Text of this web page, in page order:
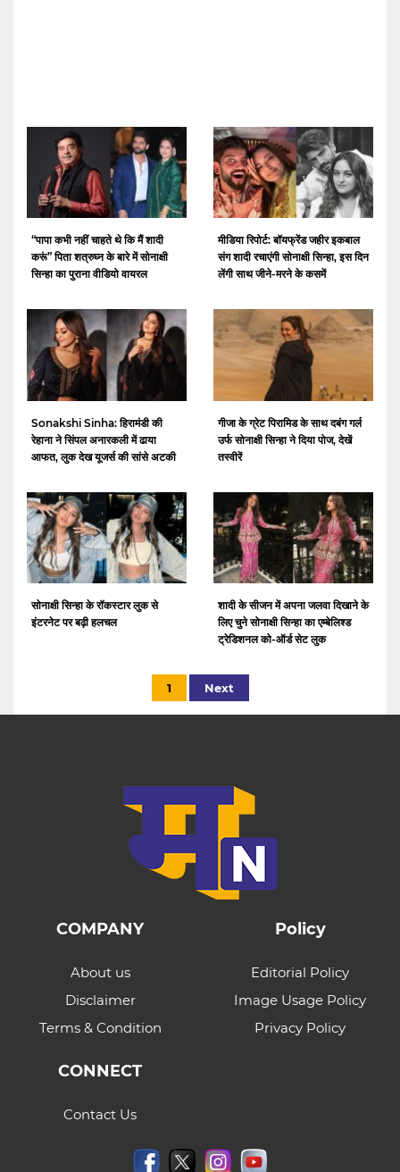
“पापा कभी नहीं चाहते थे कि मैं शादी
करूं” पिता शत्रुघ्न के बारे में सोनाक्षी
सिन्हा का पुराना वीडियो वायरल
मीडिया रिपोर्ट: बॉयफ्रेंड जहीर इकबाल
संग शादी रचाएंगी सोनाक्षी सिन्हा, इस दिन
लेंगी साथ जीने-मरने के कसमें
Sonakshi Sinha: हिरामंडी की
रेहाना ने सिंपल अनारकली में ढाया
आफत, लुक देख यूजर्स की सांसे अटकी
गीजा के ग्रेट पिरामिड के साथ दबंग गर्ल
उर्फ सोनाक्षी सिन्हा ने दिया पोज, देखें
तस्वीरें
सोनाक्षी सिन्हा के रॉकस्टार लुक से
इंटरनेट पर बढ़ी हलचल
शादी के सीजन में अपना जलवा दिखाने के
लिए चुने सोनाक्षी सिन्हा का एम्बेलिश्ड
ट्रेडिशनल को-ऑर्ड सेट लुक
1 Next
COMPANY
About us
Disclaimer
Terms & Condition
Policy
Editorial Policy
Image Usage Policy
Privacy Policy
CONNECT
Contact Us